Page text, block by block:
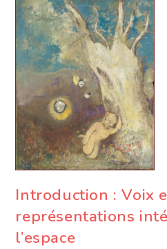
Introduction : Voix
représentations
l’espace